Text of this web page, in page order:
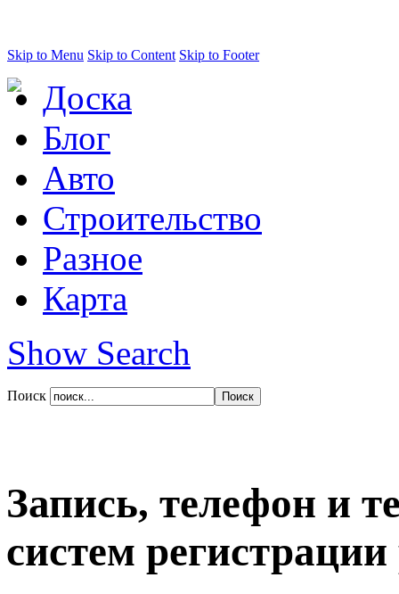
Skip to Menu Skip to Content Skip to Footer
Доска
Блог
Авто
Строительство
Разное
Карта
Show Search
Поиск
Запись, телефон и
систем регистрации